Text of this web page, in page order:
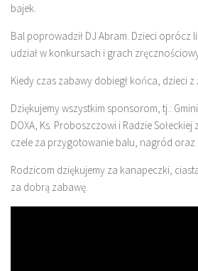
bajek.
Bal poprowadził DJ Abram. Dzieci oprócz
udział w konkursach i grach
Kiedy czas zabawy dobiegł końca, dzieci z
Dziękujemy wszystkim sponsorom, tj.:
DOXA, Ks. Proboszczowi i Radzie Sołeckiej
czele za przygotowanie balu, nagród oraz
Rodzicom dziękujemy za kanapeczki,
za dobrą zabawę.